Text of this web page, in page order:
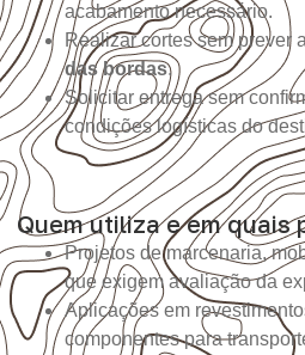
acabamento necessário.
Realizar cortes sem prever a
das bordas.
Solicitar entrega sem
condições logísticas do
Quem utiliza e em quais
Projetos de marcenaria,
que exigem avaliação da
Aplicações em
componentes para